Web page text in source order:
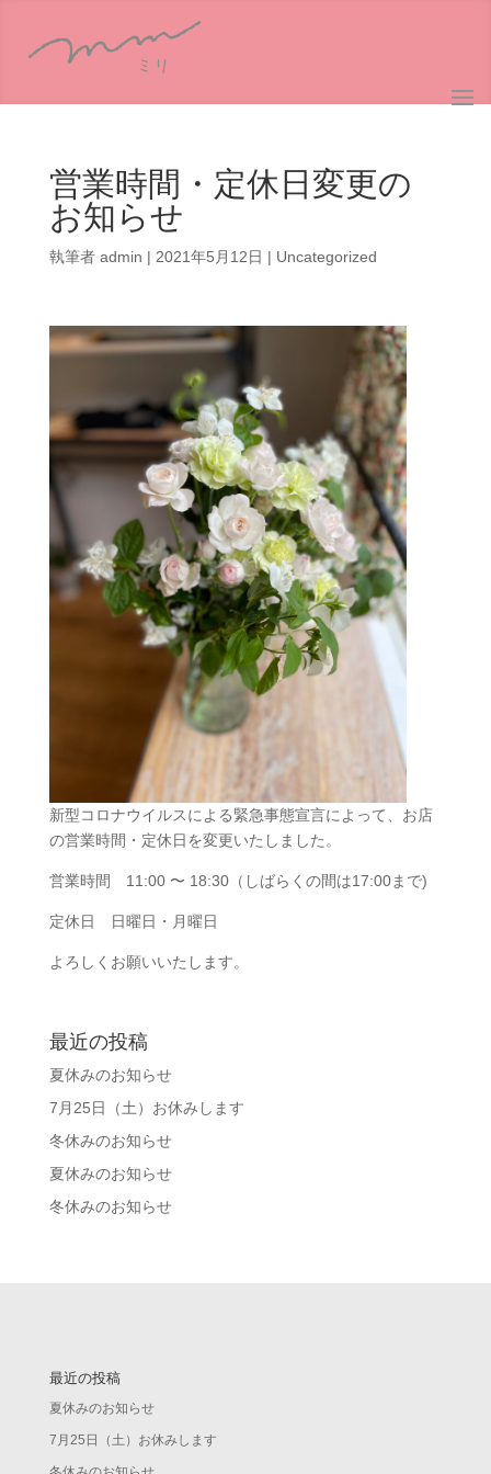
営業時間・定休日変更の
お知らせ
執筆者 admin | 2021年5月12日 | Uncategorized
新型コロナウイルスによる緊急事態宣言によって、お店
の営業時間・定休日を変更いたしました。
営業時間 11:00 〜 18:30（しばらくの間は17:00まで)
定休日 日曜日・月曜日
よろしくお願いいたします。
最近の投稿
夏休みのお知らせ
7月25日（土）お休みします
冬休みのお知らせ
夏休みのお知らせ
冬休みのお知らせ
最近の投稿
夏休みのお知らせ
7月25日（土）お休みします